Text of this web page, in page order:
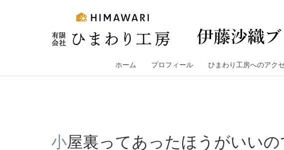
ホーム プロフィール ひまわり工房へのアク
小屋裏ってあったほうがいい